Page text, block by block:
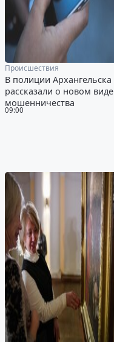
09:00
Происшествия
В полиции Архангельска
рассказали о новом виде
мошенничества